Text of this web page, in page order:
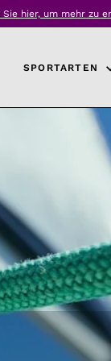
Sie hier, um mehr zu
SPORTARTEN